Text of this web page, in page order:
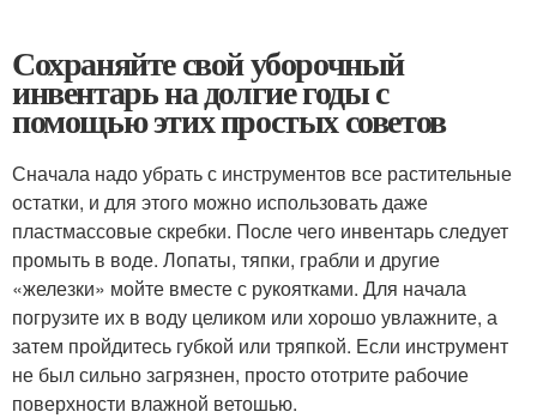
Сохраняйте свой уборочный
инвентарь на долгие годы с
помощью этих простых советов
Сначала надо убрать с инструментов все растительные
остатки, и для этого можно использовать даже
пластмассовые скребки. После чего инвентарь следует
промыть в воде. Лопаты, тяпки, грабли и другие
«железки» мойте вместе с рукоятками. Для начала
погрузите их в воду целиком или хорошо увлажните, а
затем пройдитесь губкой или тряпкой. Если инструмент
не был сильно загрязнен, просто ототрите рабочие
поверхности влажной ветошью.